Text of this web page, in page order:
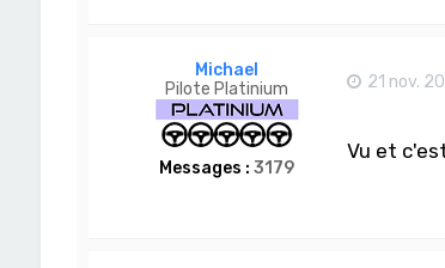
Michael
Pilote Platinium
Messages : 3179
21 nov.
Vu et